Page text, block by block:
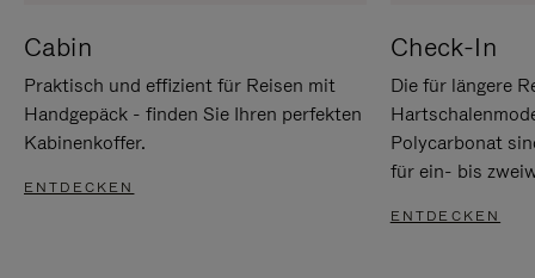
Cabin
Praktisch und effizient für Reisen mit
Handgepäck - finden Sie Ihren perfekten
Kabinenkoffer.
ENTDECKEN
Check-In
Die für längere
Polycarbonat
für ein- bis
ENTDECKEN